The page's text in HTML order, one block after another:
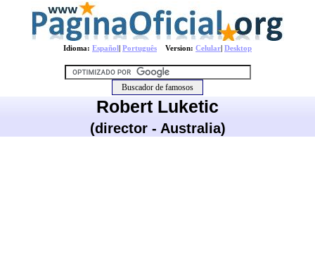
Idioma: Español| Português Version: Celular| Desktop
Robert Luketic
(director - Australia)